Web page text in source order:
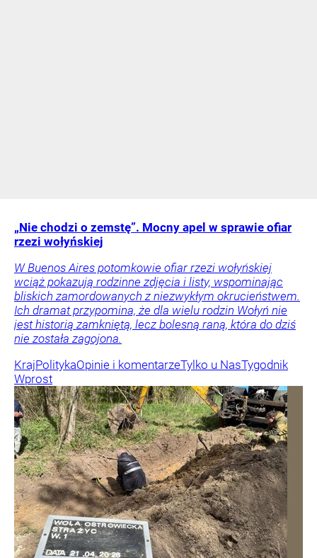
„Nie chodzi o zemstę”. Mocny apel w sprawie ofiar
rzezi wołyńskiej
W Buenos Aires potomkowie ofiar rzezi wołyńskiej
wciąż pokazują rodzinne zdjęcia i listy, wspominając
bliskich zamordowanych z niezwykłym okrucieństwem.
Ich dramat przypomina, że dla wielu rodzin Wołyń nie
jest historią zamkniętą, lecz bolesną raną, która do dziś
nie została zagojona.
KrajPolitykaOpinie i komentarzeTylko u NasTygodnik
Wprost